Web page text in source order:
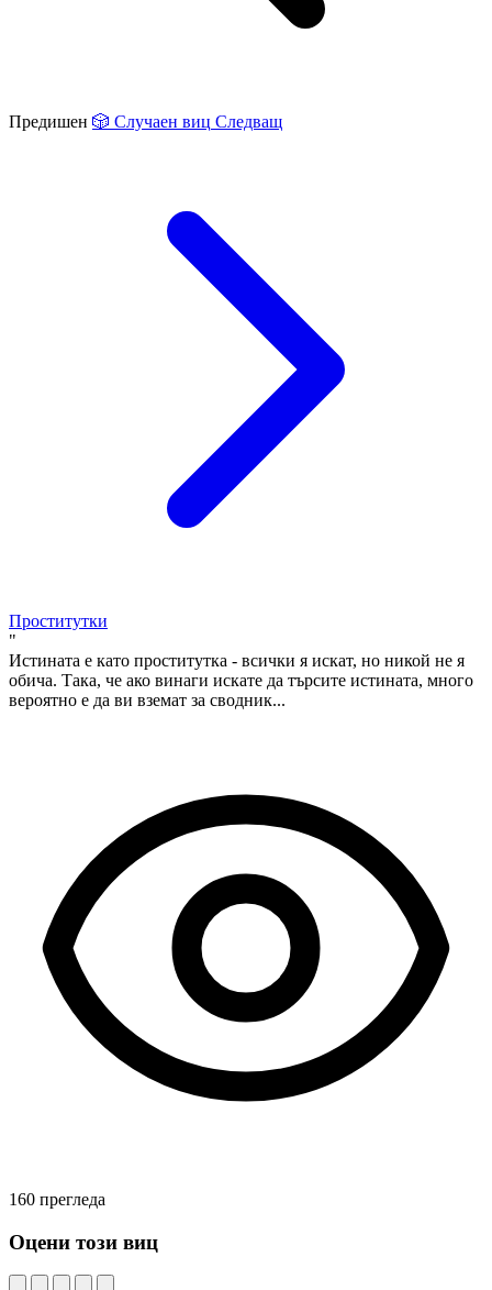
Предишен 🎲 Случаен виц Следващ
Проститутки
"
Истината е като проститутка - всички я искат, но никой не я
обича. Така, че ако винаги искате да търсите истината, много
вероятно е да ви вземат за сводник...
160 прегледа
Оцени този виц